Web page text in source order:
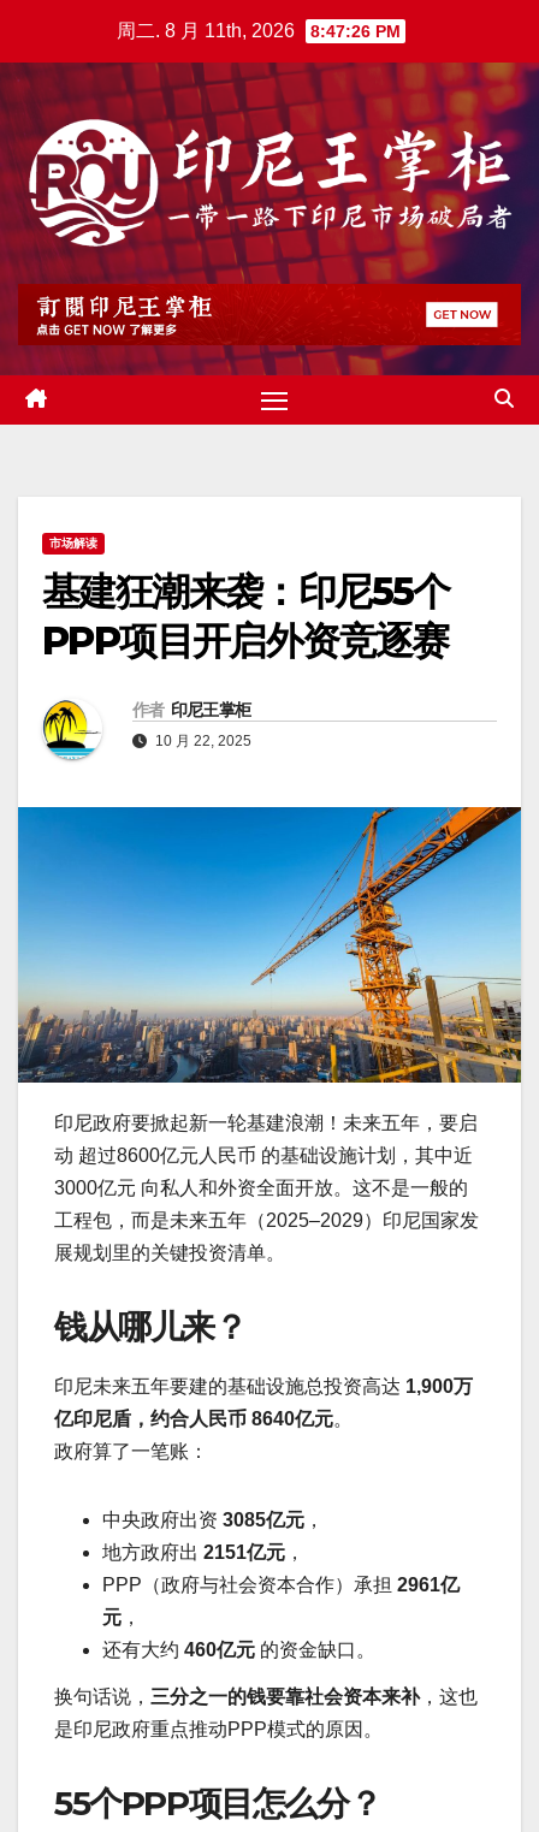
周二. 8 月 11th, 2026 8:47:27 PM
市场解读
基建狂潮来袭：印尼55个
PPP项目开启外资竞逐赛
作者 印尼王掌柜
10 月 22, 2025
印尼政府要掀起新一轮基建浪潮！未来五年，要启
动 超过8600亿元人民币 的基础设施计划，其中近
3000亿元 向私人和外资全面开放。这不是一般的
工程包，而是未来五年（2025–2029）印尼国家发
展规划里的关键投资清单。
钱从哪儿来？
印尼未来五年要建的基础设施总投资高达 1,900万
亿印尼盾，约合人民币 8640亿元。
政府算了一笔账：
中央政府出资 3085亿元 ，
地方政府出 2151亿元 ，
PPP（政府与社会资本合作）承担 2961亿
元 ，
还有大约 460亿元 的资金缺口。
换句话说， 三分之一的钱要靠社会资本来补，这也
是印尼政府重点推动PPP模式的原因。
55个PPP项目怎么分？